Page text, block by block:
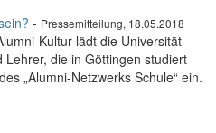
- Pressemitteilung, 18.05.2018
Kultur lädt die Universität
die in Göttingen studiert
„Alumni-Netzwerks Schule“ ein.